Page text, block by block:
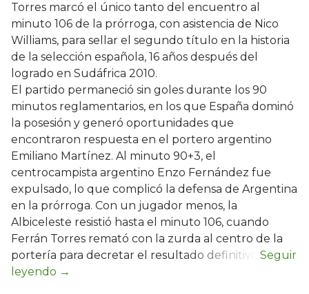
Torres marcó el único tanto del encuentro al
minuto 106 de la prórroga, con asistencia de Nico
Williams, para sellar el segundo título en la historia
de la selección española, 16 años después del
logrado en Sudáfrica 2010.
El partido permaneció sin goles durante los 90
minutos reglamentarios, en los que España dominó
la posesión y generó oportunidades que
encontraron respuesta en el portero argentino
Emiliano Martínez. Al minuto 90+3, el
centrocampista argentino Enzo Fernández fue
expulsado, lo que complicó la defensa de Argentina
en la prórroga. Con un jugador menos, la
Albiceleste resistió hasta el minuto 106, cuando
Ferrán Torres remató con la zurda al centro de la
portería para decretar el resultado definitivo.